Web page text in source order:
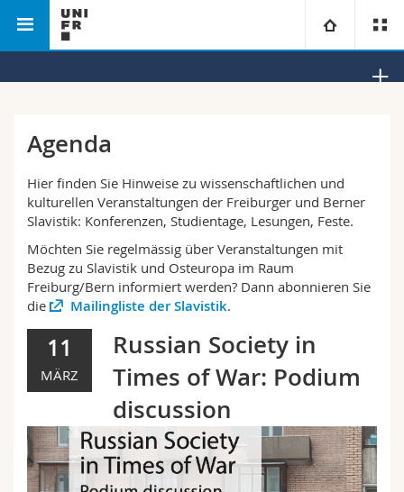
Forschung
Universität
Weiterbildung
Rechtswissenschaftliche Fak.
Wirtschafts- und Sozialwissenschaftliche Fak.
Philosophische Fak.
Fak. für Erziehungs- und Bildungswissenschaften
Math.-Nat. und Med. Fak.
Interfakultär
Studieninteressierte
Studierende
Forschende
Mitarbeitende
Doktorierende
Ressourcen
Personenverzeichnis
Bibliotheken
Vorlesungsverzeichnis
Agenda
Hier finden Sie Hinweise zu wissenschaftlichen und
kulturellen Veranstaltungen der Freiburger und Berner
Slavistik: Konferenzen, Studientage, Lesungen, Feste.
Möchten Sie regelmässig über Veranstaltungen mit
Bezug zu Slavistik und Osteuropa im Raum
Freiburg/Bern informiert werden? Dann abonnieren Sie
die
Mailingliste der Slavistik.
11
MÄRZ
Russian Society in
Times of War: Podium
discussion